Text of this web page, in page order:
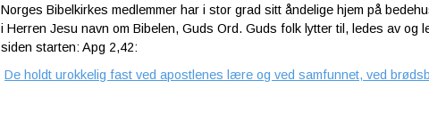
Norges Bibelkirkes medlemmer har i stor grad sitt åndelige hjem på
i Herren Jesu navn om Bibelen, Guds Ord. Guds folk lytter til, ledes av
siden starten: Apg 2,42:
De holdt urokkelig fast ved apostlenes lære og ved samfunnet, ved